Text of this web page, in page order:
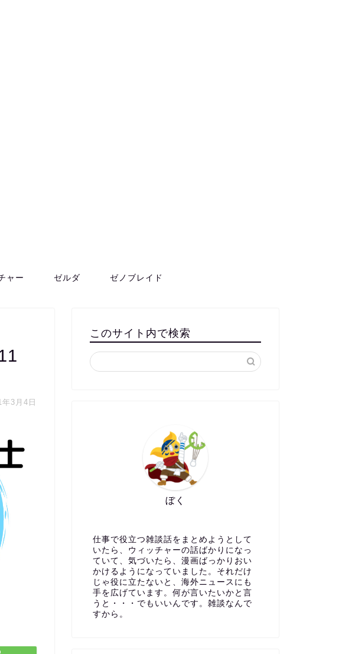
ャー ゼルダ ゼノブレイド
年3月4日
このサイト内で検索
ぼく
仕事で役立つ雑談話をまとめようとして
いたら、ウィッチャーの話ばかりになっ
ていて、気づいたら、漫画ばっかりおい
かけるようになっていました。それだけ
じゃ役に立たないと、海外ニュースにも
手を広げています。何が言いたいかと言
うと・・・でもいいんです。雑談なんで
すから。